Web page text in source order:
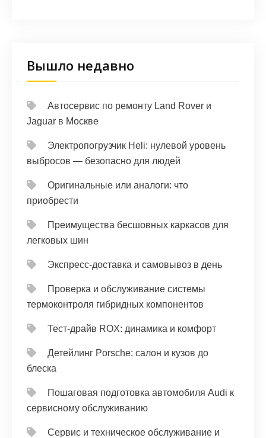
Вышло недавно
Автосервис по ремонту Land Rover и
Jaguar в Москве
Электропогрузчик Heli: нулевой уровень
выбросов — безопасно для людей
Оригинальные или аналоги: что
приобрести
Преимущества бесшовных каркасов для
легковых шин
Экспресс-доставка и самовывоз в день
Проверка и обслуживание системы
термоконтроля гибридных компонентов
Тест‑драйв ROX: динамика и комфорт
Детейлинг Porsche: салон и кузов до
блеска
Пошаговая подготовка автомобиля Audi к
сервисному обслуживанию
Сервис и техническое обслуживание и